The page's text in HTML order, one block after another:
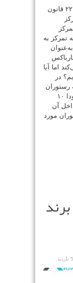
بررسی برندینگ در صنایع ایران براساس ۲۲ قانون
تمرکز به
می‌کند اما آیا
در
رستوران
مراجعه می‌کنید معمولا یک منو شامل حدودا ۱۰
آن
مورد